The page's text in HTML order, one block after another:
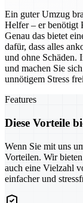
Ein guter Umzug
Helfer – er benötigt
Genau das bietet
dafür, dass alles
und ohne Schäden.
und machen Sie
unnötigem Stress
Features
Diese Vorteile
Wenn Sie mit uns
Vorteilen. Wir
auch eine Vielzahl
einfacher und